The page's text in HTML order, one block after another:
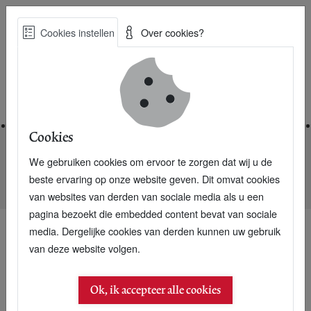
Skip
Best Practices voor een duurzame toekomst
Nieuwsarchief
Pharrell Williams: Happy met plastic soup jeans
14 februari 2014
Pharrell Williams:
Cookies instellen Over cookies?
Cookies
We gebruiken cookies om ervoor te zorgen dat wij u de
beste ervaring op onze website geven. Dit omvat cookies
van websites van derden van sociale media als u een
pagina bezoekt die embedded content bevat van sociale
media. Dergelijke cookies van derden kunnen uw gebruik
van deze website volgen.
Ok, ik accepteer alle cookies